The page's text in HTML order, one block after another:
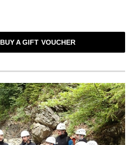
BUY A GIFT VOUCHER